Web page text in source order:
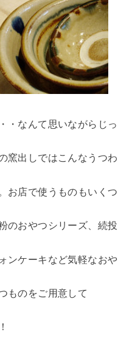
・なんて思いながらじ
窯出しではこんなうつ
店で使うものもいくつ
おやつシリーズ、続投
ケーキなど気軽なおや
ものをご用意して